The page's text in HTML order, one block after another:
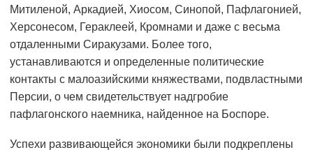
Митиленой, Аркадией, Хиосом, Синопой, Пафлагонией,
Херсонесом, Гераклеей, Кромнами и даже с весьма
отдаленными Сиракузами. Более того,
устанавливаются и определенные политические
контакты с малоазийскими княжествами, подвластными
Персии, о чем свидетельствует надгробие
пафлагонского наемника, найденное на Боспоре.
Успехи развивающейся экономики были подкреплены